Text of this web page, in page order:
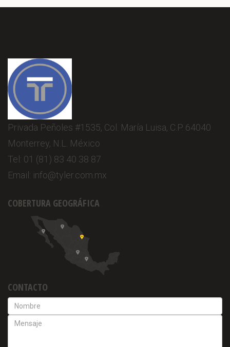
Privada Peñoles #1535, Col. María Luisa, C.P. 64040
Monterrey, N.L. México
Tel: 01 (81) 83 40 38 87
Email: info@tyler.com.mx
COBERTURA GEOGRÁFICA
CONTACTO